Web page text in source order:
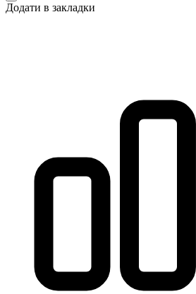
Додати в закладки